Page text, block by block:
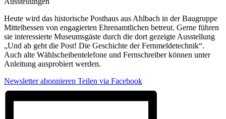
Heute wird das historische Posthaus aus Ahlbach in der Baugruppe
Mittelhessen von engagierten Ehrenamtlichen betreut. Gerne führen
sie interessierte Museumsgäste durch die dort gezeigte Ausstellung
„Und ab geht die Post! Die Geschichte der Fernmeldetechnik“.
Auch alte Wählscheibentelefone und Fernschreiber können unter
Anleitung ausprobiert werden.
Newsletter abonnieren Teilen via Facebook